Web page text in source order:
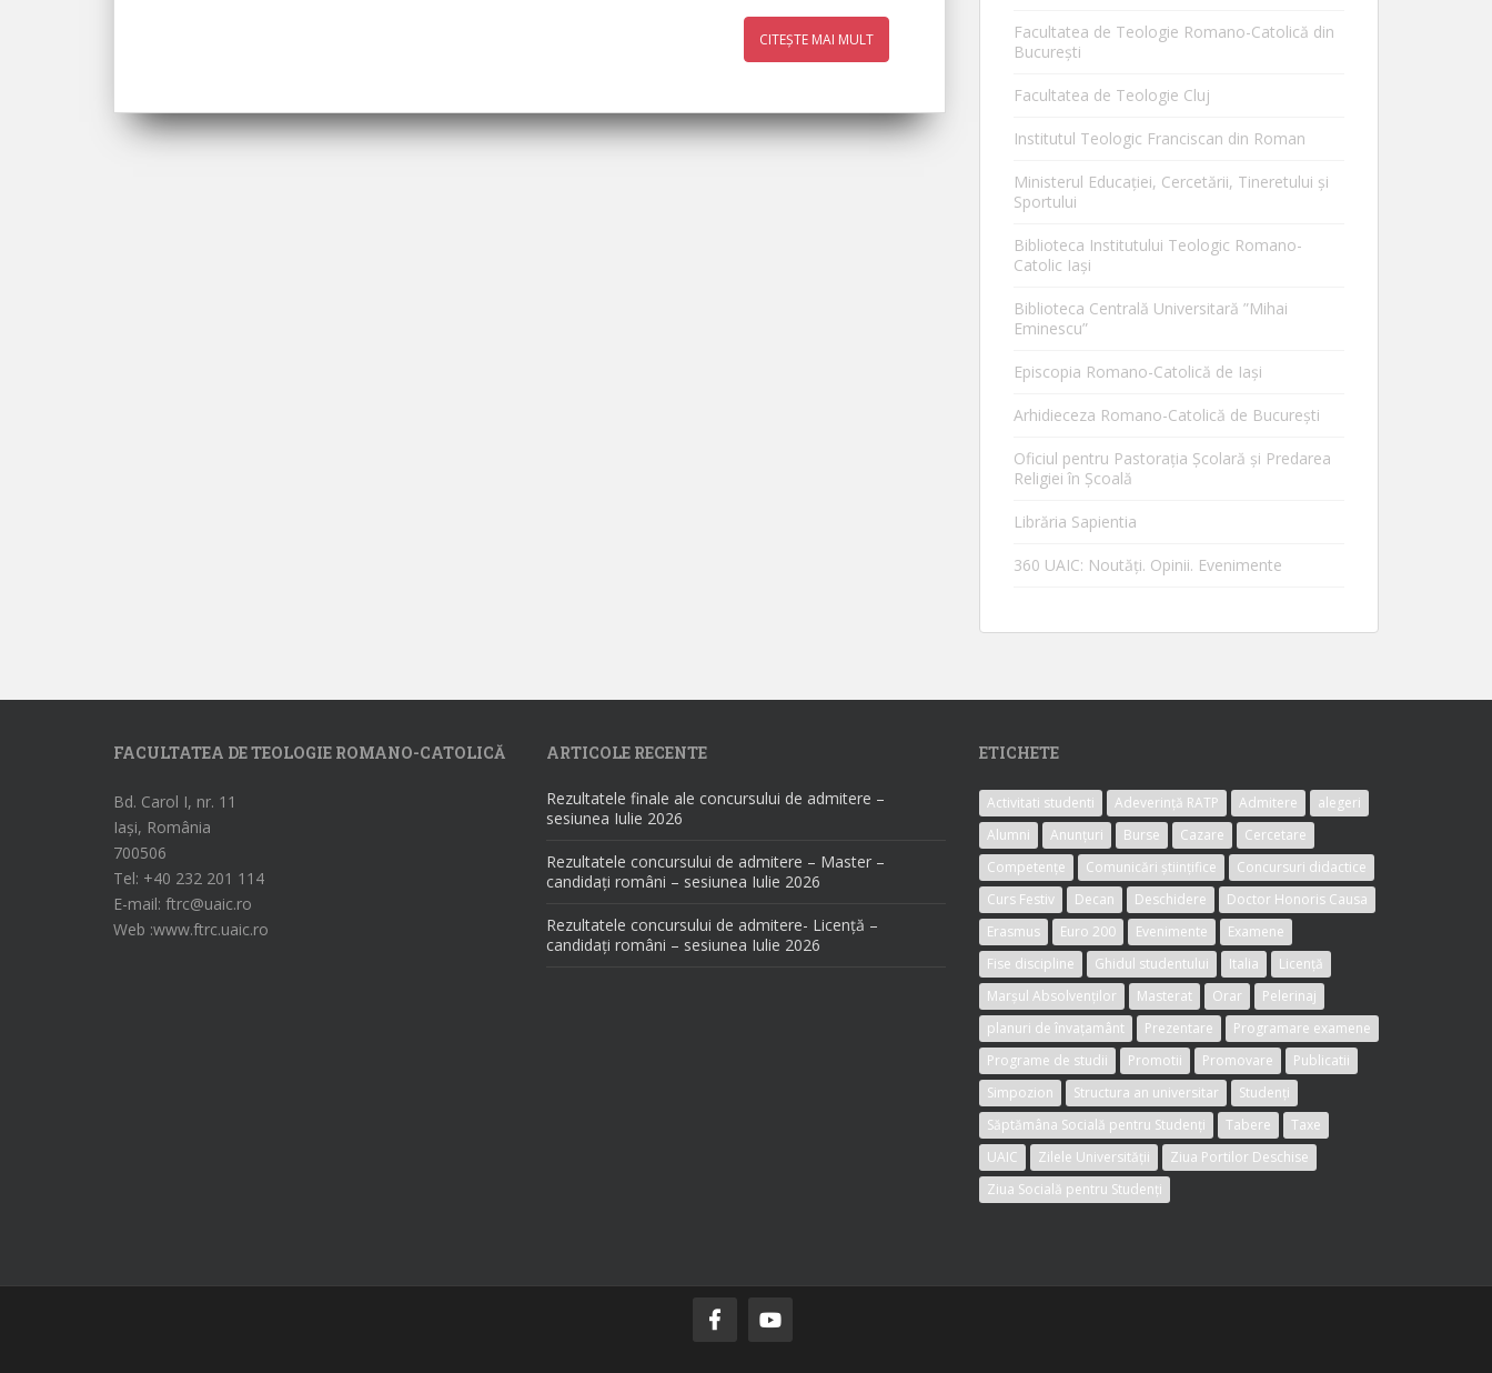
CITEȘTE MAI MULT
Facultatea de Teologie Romano-Catolică din
Bucureşti
Facultatea de Teologie Cluj
Institutul Teologic Franciscan din Roman
Ministerul Educaţiei, Cercetării, Tineretului şi
Sportului
Biblioteca Institutului Teologic Romano-
Catolic Iaşi
Biblioteca Centrală Universitară ”Mihai
Eminescu”
Episcopia Romano-Catolică de Iaşi
Arhidieceza Romano-Catolică de Bucureşti
Oficiul pentru Pastorația Școlară și Predarea
Religiei în Școală
Librăria Sapientia
360 UAIC: Noutăţi. Opinii. Evenimente
FACULTATEA DE TEOLOGIE ROMANO-CATOLICĂ
Bd. Carol I, nr. 11
Iași, România
700506
Tel: +40 232 201 114
E-mail: ftrc@uaic.ro
Web :www.ftrc.uaic.ro
ARTICOLE RECENTE
Rezultatele finale ale concursului de admitere –
sesiunea Iulie 2026
Rezultatele concursului de admitere – Master –
candidați români – sesiunea Iulie 2026
Rezultatele concursului de admitere- Licență –
candidați români – sesiunea Iulie 2026
ETICHETE
Activitati studenti Adeverință RATP Admitere
alegeri
Alumni
Anunțuri Burse Cazare
Cercetare
Competențe
Comunicări științifice
Concursuri didactice
Curs Festiv
Decan Deschidere
Doctor Honoris Causa
Erasmus
Euro 200 Evenimente
Examene
Fise discipline
Ghidul studentului Italia
Licență
Marșul Absolvenților
Masterat Orar
Pelerinaj
planuri de învațamânt
Prezentare
Programare examene
Programe de studii
Promotii Promovare
Publicatii
Simpozion
Structura an universitar
Studenți
Săptămâna Socială pentru Studenți
Tabere
Taxe
UAIC
Zilele Universității
Ziua Portilor Deschise
Ziua Socială pentru Studenți